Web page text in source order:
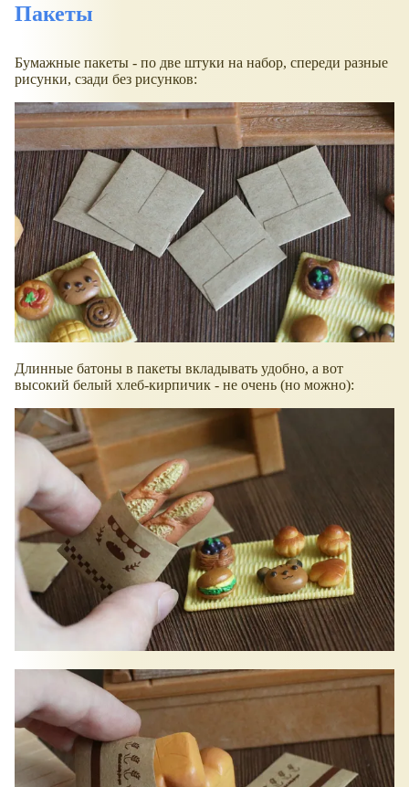
Пакеты
Бумажные пакеты - по две штуки на набор, спереди разные
рисунки, сзади без рисунков:
Длинные батоны в пакеты вкладывать удобно, а вот
высокий белый хлеб-кирпичик - не очень (но можно):